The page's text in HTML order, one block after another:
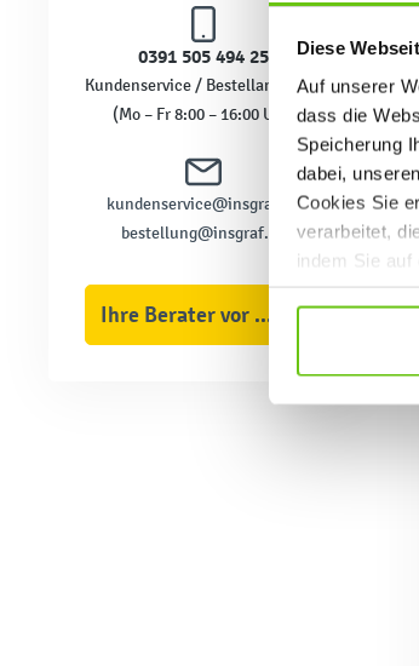
Diese
Auf unserer
dass die
Speicherung
dabei,
Cookies Sie
verarbeitet,
indem Sie
0391 505 494 25
Kundenservice / Bestellannahme
(Mo – Fr 8:00 – 16:00 Uhr)
kundenservice@insgraf.de
bestellung@insgraf.de
Ihre Berater vor Ort